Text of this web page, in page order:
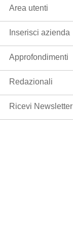
Area utenti
Inserisci azienda
Approfondimenti
Redazionali
Ricevi Newsletter